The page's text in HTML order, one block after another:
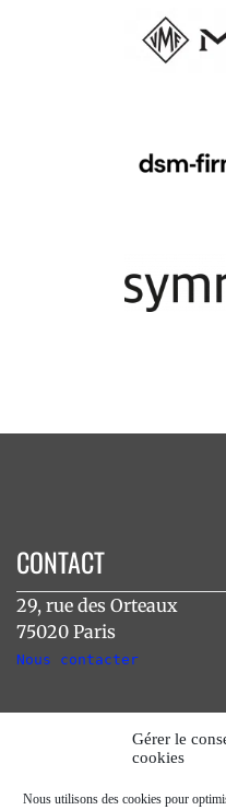
Gérer le
cookies
Nous utilisons des cookies pour
CONTACT
29, rue des Orteaux
75020 Paris
Nous contacter